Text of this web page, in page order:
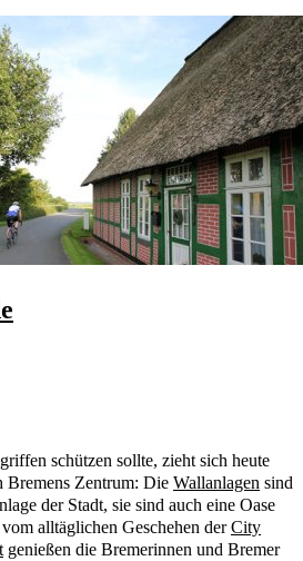
schützen sollte, zieht sich heute
Bremens Zentrum: Die Wallanlagen sind
der Stadt, sie sind auch eine Oase
alltäglichen Geschehen derCity
genießen die Bremerinnen und Bremer